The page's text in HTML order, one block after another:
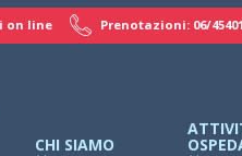
on line Prenotazioni: 06/
CHI SIAMO